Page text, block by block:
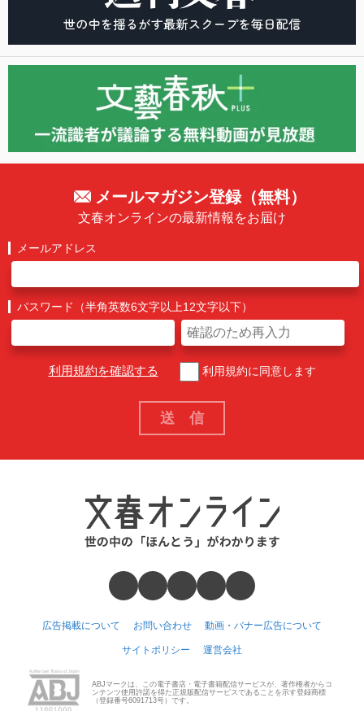
メールマガジン登録（無料）
文春オンラインの最新情報をお届け
メールアドレス
パスワード（半角英数6文字以上12文字以下）
利用規約を確認する 利用規約に同意します
広告掲載について お問い合わせ 動画・バナー広告について
サイトポリシー 運営会社
ABJマークは、この電子書店・電子書籍配信サービスが、著作権者からコ
ンテンツ使用許諾を得た正規版配信サービスであることを示す登録商標
（登録番号6091713号）です。